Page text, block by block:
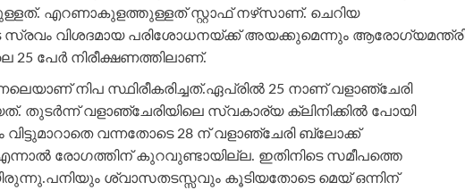
എറണാകുളത്തുള്ളത് സ്റ്റാഫ് നഴ്‌സാണ്. ചെറിയ
വിശദമായ പരിശോധനയ്ക്ക് അയക്കുമെന്നും ആരോഗ്യമന്ത്രി
പേര്‍ നിരീക്ഷണത്തിലാണ്.
നിപ സ്ഥിരീകരിച്ചത്.ഏപ്രില്‍ 25 നാണ് വളാഞ്ചേരി
തുടര്‍ന്ന് വളാഞ്ചേരിയിലെ സ്വകാര്യ ക്ലിനിക്കില്‍ പോയി
വന്നതോടെ 28 ന് വളാഞ്ചേരി ബ്ലോക്ക്
രോഗത്തിന് കുറവുണ്ടായില്ല. ഇതിനിടെ സമീപത്തെ
ശ്വാസതടസ്സവും കൂടിയതോടെ മെയ് ഒന്നിന്